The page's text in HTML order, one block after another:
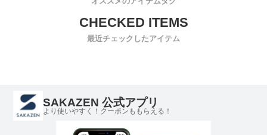
最近チェックしたアイテム
SAKAZEN 公式アプリ
より使いやすく！クーポンももらえる！